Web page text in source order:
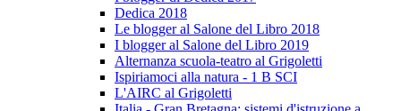
Dedica 2018
Le blogger al Salone del Libro 2018
I blogger al Salone del Libro 2019
Alternanza scuola-teatro al Grigoletti
Ispiriamoci alla natura - 1 B SCI
L'AIRC al Grigoletti